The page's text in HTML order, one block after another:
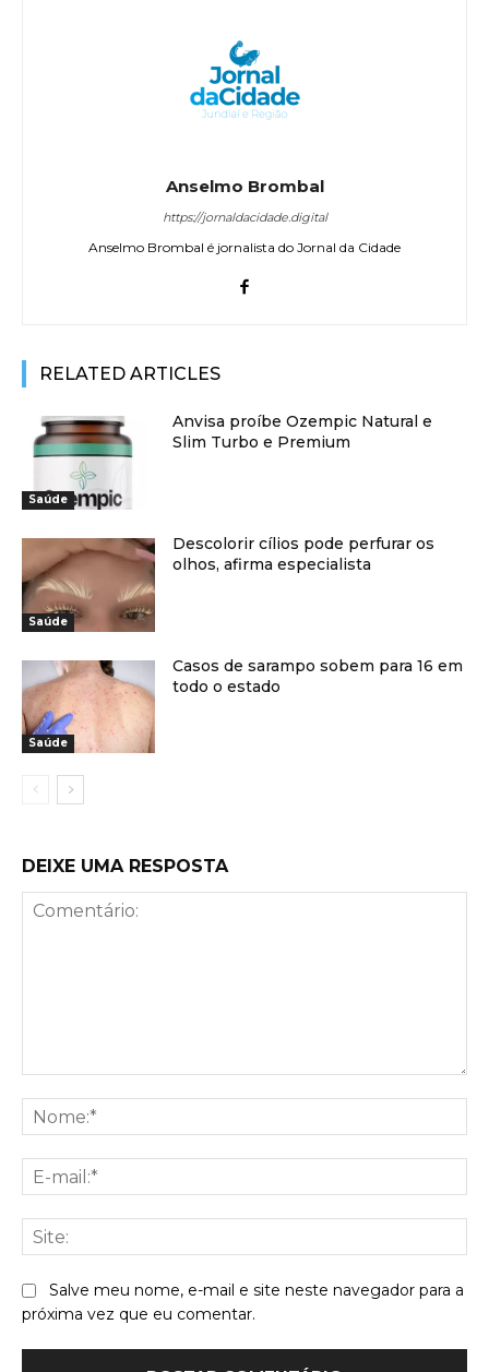
Anselmo Brombal
https://jornaldacidade.digital
Anselmo Brombal é jornalista do Jornal da Cidade
RELATED ARTICLES
Saúde
Anvisa proíbe Ozempic Natural e
Slim Turbo e Premium
Saúde
Descolorir cílios pode perfurar os
olhos, afirma especialista
Saúde
Casos de sarampo sobem para 16 em
todo o estado
DEIXE UMA RESPOSTA
Salve meu nome, e-mail e site neste navegador para a
próxima vez que eu comentar.